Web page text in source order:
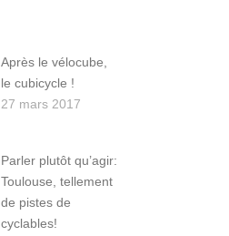
Après le vélocube,
le cubicycle !
27 mars 2017
Parler plutôt qu’agir:
Toulouse, tellement
de pistes de
cyclables!